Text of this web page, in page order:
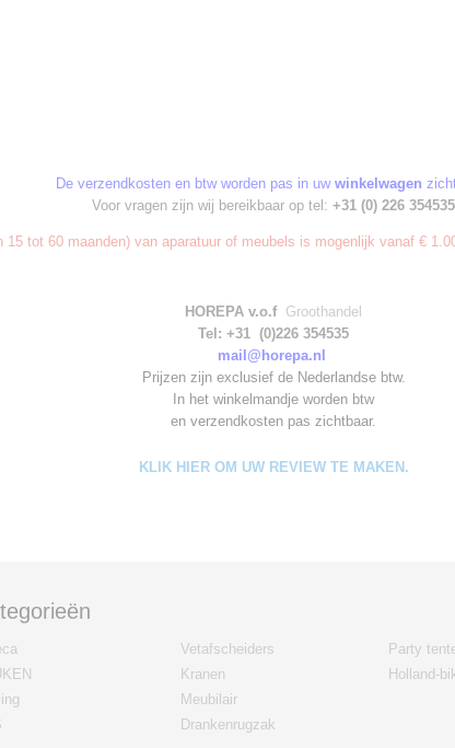
De verzendkosten en btw worden pas in uw winkelwagen
Voor vragen zijn wij bereikbaar op tel: +31 (0) 226 354535
15 tot 60 maanden) van aparatuur of meubels is mogenlijk vanaf €
HOREPA v.o.f Groothandel
Tel: +31 (0)226 354535
mail@horepa.nl
Prijzen zijn exclusief de Nederlandse btw.
In het winkelmandje worden btw
en verzendkosten pas zichtbaar.
KLIK HIER OM UW REVIEW TE MAKEN.
Vetafscheiders
Kranen
Meubilair
Drankenrugzak
Party
Holland-